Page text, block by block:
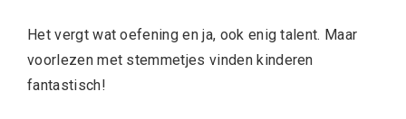
Het vergt wat oefening en ja, ook enig talent. Maar
voorlezen met stemmetjes vinden kinderen
fantastisch!